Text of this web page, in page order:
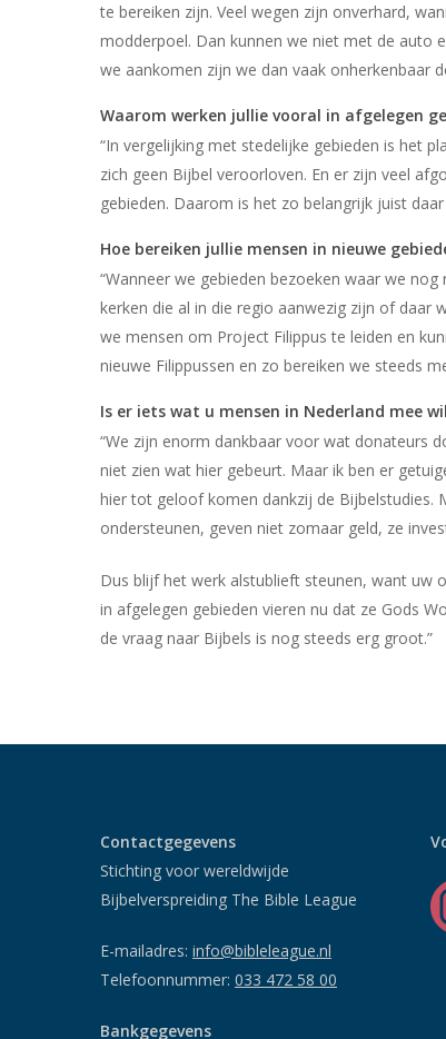
te bereiken zijn. Veel wegen zijn onverhard,
modderpoel. Dan kunnen we niet met de auto
we aankomen zijn we dan vaak onherkenbaar
Waarom werken jullie vooral in afgelegen
“In vergelijking met stedelijke gebieden is het
zich geen Bijbel veroorloven. En er zijn veel
gebieden. Daarom is het zo belangrijk juist
Hoe bereiken jullie mensen in nieuwe
“Wanneer we gebieden bezoeken waar we
kerken die al in die regio aanwezig zijn of daar
we mensen om Project Filippus te leiden en
nieuwe Filippussen en zo bereiken we steeds
Is er iets wat u mensen in Nederland mee
“We zijn enorm dankbaar voor wat donateurs
niet zien wat hier gebeurt. Maar ik ben er
hier tot geloof komen dankzij de Bijbelstudies.
ondersteunen, geven niet zomaar geld, ze
Dus blijf het werk alstublieft steunen, want uw
in afgelegen gebieden vieren nu dat ze Gods
de vraag naar Bijbels is nog steeds erg groot.”
Contactgegevens
Stichting voor wereldwijde
Bijbelverspreiding The Bible League
E-mailadres: info@bibleleague.nl
Telefoonnummer: 033 472 58 00
Bankgegevens